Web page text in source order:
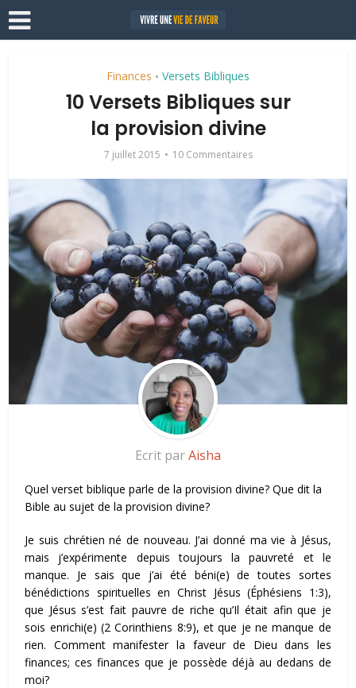
Finances • Versets Bibliques
10 Versets Bibliques sur
la provision divine
7 juillet 2015 10 Commentaires
Ecrit parAisha
Quel verset biblique parle de la provision divine? Que dit la
Bible au sujet de la provision divine?
Je suis chrétien né de nouveau. J’ai donné ma vie à Jésus,
mais j’expérimente depuis toujours la pauvreté et le
manque. Je sais que j’ai été béni(e) de toutes sortes
bénédictions spirituelles en Christ Jésus (Éphésiens 1:3),
que Jésus s’est fait pauvre de riche qu’Il était afin que je
sois enrichi(e) (2 Corinthiens 8:9), et que je ne manque de
rien. Comment manifester la faveur de Dieu dans les
finances; ces finances que je possède déjà au dedans de
moi?